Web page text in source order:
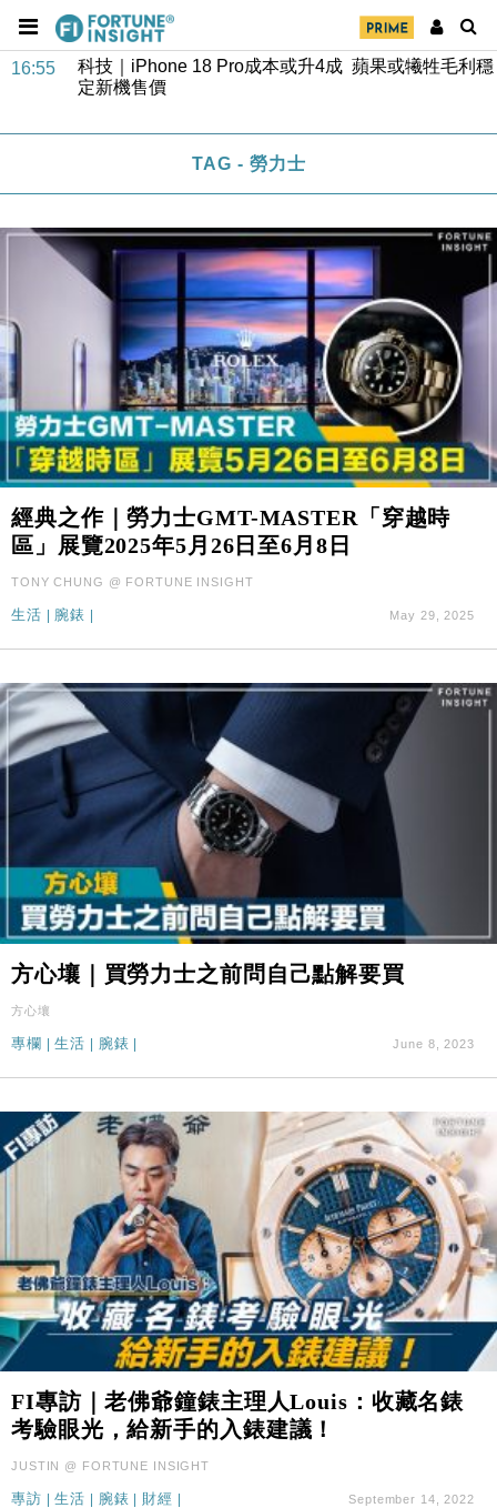
經濟｜大摩看淡內房今年表現 削新開工及銷售預測
16:55
科技｜iPhone 18 Pro成本或升4成 蘋果或犧牲毛利穩
定新機售價
財經｜大摩削老鋪黃金目標價至505元 惟維持「增
持」評級
13:49
本地｜華嫂冰室太子店涉提供失實資料 遭禁申請輸入
勞工一年
中國｜強颱風「白海豚」殘渦北上 上海取消逾900班
財經｜華僑銀行上半年淨利創新高 中期息增15%至
47仙
17:33
財經｜滙豐上調香港今年GDP預測至4.5% 看好貿易
及消費表現
16:47
本地｜假冒內地執法人員要求交「保證金」 43歲女子
損失近6900萬元
16:05
財經｜日經失守6.5萬點後回穩 全周仍升近2%
16:55
科技｜iPhone 18 Pro成本或升4成 蘋果或犧牲毛利穩
15:38
14:49
財經｜大摩削老鋪黃金目標價至505元 惟維持「增
持」評級
本地｜華嫂冰室太子店涉提供失實資料 遭禁申請輸入
勞工一年
中國｜強颱風「白海豚」殘渦北上 上海取消逾900班
機
18:31
財經｜華僑銀行上半年淨利創新高 中期息增15%至
47仙
及消費表現
16:47
TAG - 勞力士
經典之作｜勞力士GMT-MASTER「穿越時
區」展覽2025年5月26日至6月8日
TONY CHUNG @ FORTUNE INSIGHT
生活 腕錶 May 29, 2025
方心壤｜買勞力士之前問自己點解要買
方心壤
專欄 |生活 | 腕錶 | June 8, 2023
FI專訪｜老佛爺鐘錶主理人Louis：收藏名錶
考驗眼光，給新手的入錶建議！
JUSTIN @ FORTUNE INSIGHT
專訪 |生活 腕錶 財經 September 14, 2022